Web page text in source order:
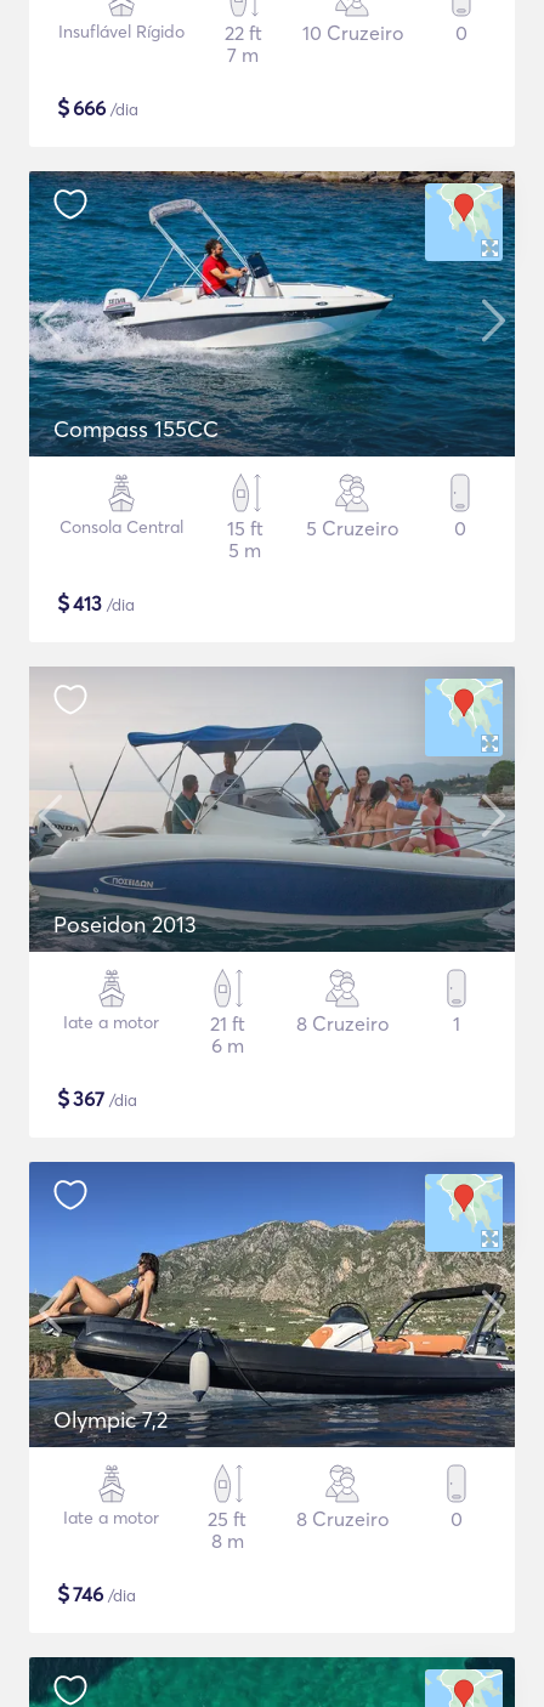
Insuflável Rígido
22 ft
7 m
10 Cruzeiro 0
$666 /dia
Compass 155CC
Consola Central
15 ft
5 m
5 Cruzeiro 0
$413 /dia
Poseidon 2013
Iate a motor
21 ft
6 m
8 Cruzeiro 1
$367 /dia
Olympic 7,2
Iate a motor
25 ft
8 m
8 Cruzeiro 0
$746 /dia